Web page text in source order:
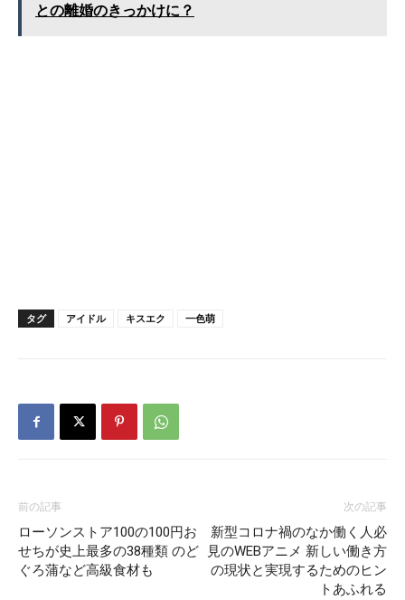
との離婚のきっかけに？
タグ アイドル キスエク 一色萌
前の記事
ローソンストア100の100円お
せちが史上最多の38種類 のど
ぐろ蒲など高級食材も
次の記事
新型コロナ禍のなか働く人必
見のWEBアニメ 新しい働き方
の現状と実現するためのヒン
トあふれる